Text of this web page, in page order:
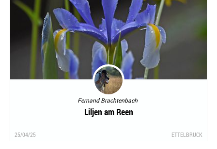
Fernand Brachtenbach
Liljen am Reen
25/04/25 ETTELBRUCK